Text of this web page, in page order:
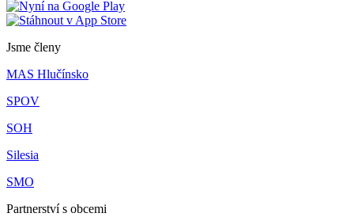
Jsme členy
MAS Hlučínsko
SPOV
SOH
Silesia
SMO
Partnerství s obcemi